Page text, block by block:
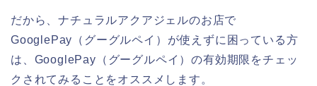
だから、ナチュラルアクアジェルのお店で
GooglePay（グーグルペイ）が使えずに困っている方
は、GooglePay（グーグルペイ）の有効期限をチェッ
クされてみることをオススメします。